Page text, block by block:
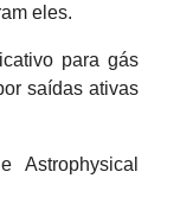
eles.
para gás
saídas ativas